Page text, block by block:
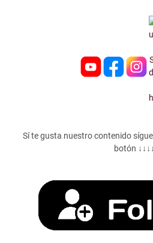
Sí te gusta nuestro contenido
botón ↓↓↓↓